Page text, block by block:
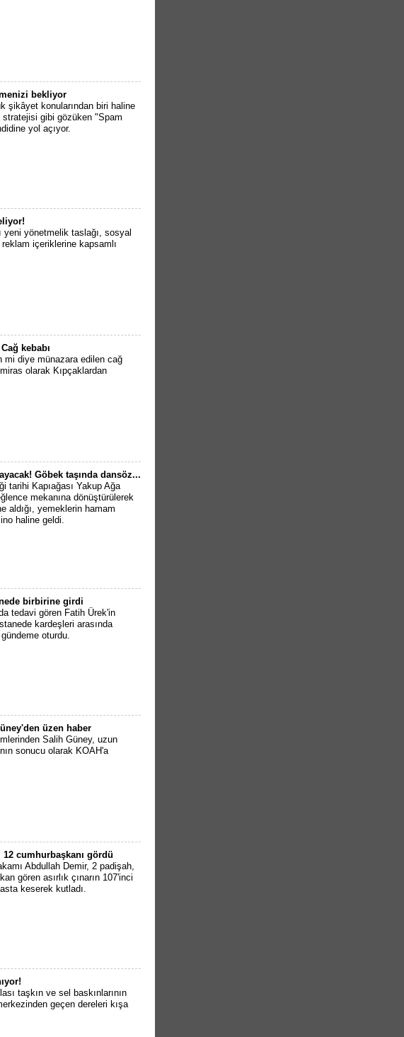
bekliyor
şikâyet konularından biri haline
gibi gözüken "Spam
yol açıyor.
yeni yönetmelik taslağı, sosyal
reklam içeriklerine kapsamlı
kebabı
mi diye münazara edilen cağ
olarak Kıpçaklardan
Göbek taşında dansöz...
tarihi Kapıağası Yakup Ağa
mekanına dönüştürülerek
aldığı, yemeklerin hamam
haline geldi.
birbirine girdi
tedavi gören Fatih Ürek'in
kardeşleri arasında
oturdu.
üzen haber
Salih Güney, uzun
sonucu olarak KOAH'a
12 cumhurbaşkanı gördü
Abdullah Demir, 2 padişah,
gören asırlık çınarın 107'inci
keserek kutladı.
taşkın ve sel baskınlarının
geçen dereleri kışa